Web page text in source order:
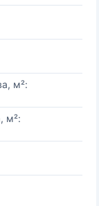
м²:
м²: